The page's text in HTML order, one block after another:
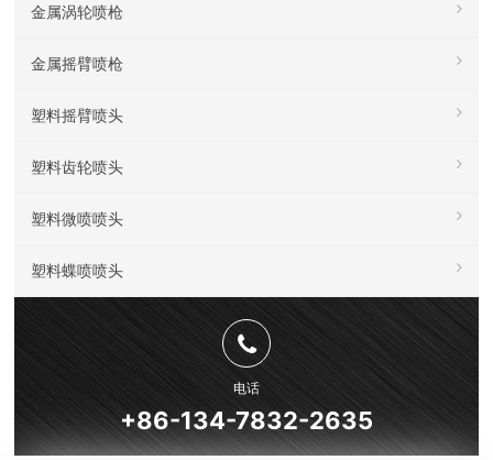
金属涡轮喷枪
金属摇臂喷枪
塑料摇臂喷头
塑料齿轮喷头
塑料微喷喷头
塑料蝶喷喷头
电话
+86-134-7832-2635